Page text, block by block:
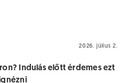
2026. július 2.
Indulás előtt érdemes ezt